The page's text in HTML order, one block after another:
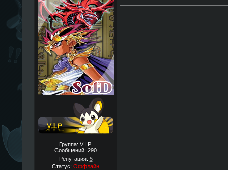
Группа: V.I.P.
Сообщений: 290
Репутация: 5
Статус: Оффлайн